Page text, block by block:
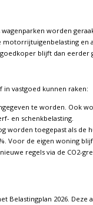
worden
en
blijft dan eerder
vastgoed kunnen raken:
te worden. Ook
en schenkbelasting.
worden toegepast als de
Voor de eigen woning
regels via de CO2-
2026. Deze